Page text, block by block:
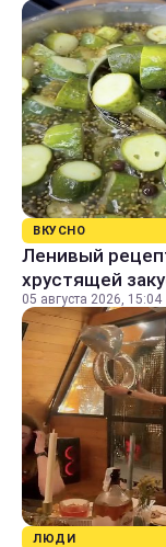
ВКУСНО
Ленивый
хрустящей
05 августа 2026, 15:04
ЛЮДИ